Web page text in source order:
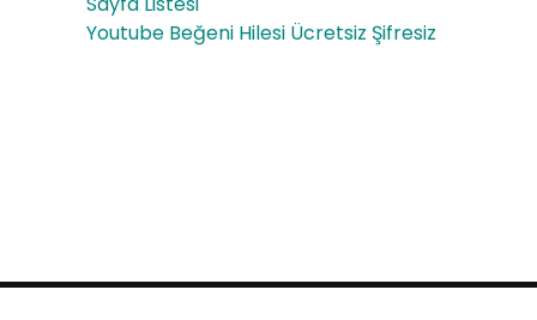
t
-
Youtube Beğeni Hilesi Ücretsiz Şifresiz